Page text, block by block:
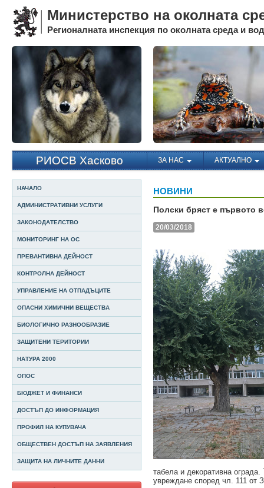
Министерство на околната
Регионалната инспекция по околната среда и
РИОСВ Хасково ЗА НАС АКТУАЛНО
НАЧАЛО
АДМИНИСТРАТИВНИ УСЛУГИ
ЗАКОНОДАТЕЛСТВО
МОНИТОРИНГ НА ОС
ПРЕВАНТИВНА ДЕЙНОСТ
КОНТРОЛНА ДЕЙНОСТ
УПРАВЛЕНИЕ НА ОТПАДЪЦИТЕ
ОПАСНИ ХИМИЧНИ ВЕЩЕСТВА
БИОЛОГИЧНО РАЗНООБРАЗИЕ
ЗАЩИТЕНИ ТЕРИТОРИИ
НАТУРА 2000
ОПОС
БЮДЖЕТ И ФИНАНСИ
ДОСТЪП ДО ИНФОРМАЦИЯ
ПРОФИЛ НА КУПУВАЧА
ОБЩЕСТВЕН ДОСТЪП НА ЗАЯВЛЕНИЯ
ЗАЩИТА НА ЛИЧНИТЕ ДАННИ
НОВИНИ
Полски бряст е първото
20/03/2018
табела и декоративна
увреждане според чл. 111 от